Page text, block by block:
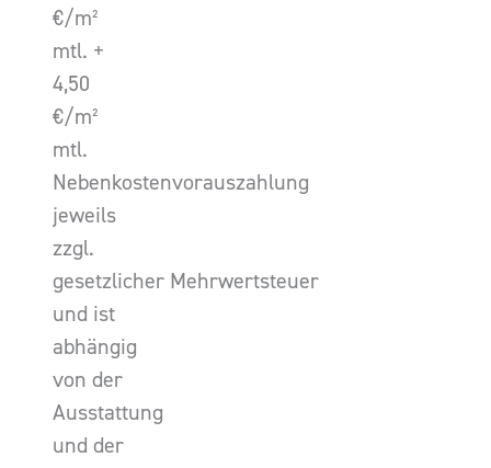
€/m²
mtl. +
4,50
€/m²
mtl.
Nebenkostenvorauszahlung
jeweils
zzgl.
gesetzlicher Mehrwertsteuer
und ist
abhängig
von der
Ausstattung
und der